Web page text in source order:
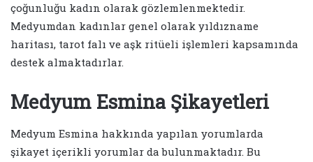
çoğunluğu kadın olarak gözlemlenmektedir.
Medyumdan kadınlar genel olarak yıldızname
haritası, tarot falı ve aşk ritüeli işlemleri kapsamında
destek almaktadırlar.
Medyum Esmina Şikayetleri
Medyum Esmina hakkında yapılan yorumlarda
şikayet içerikli yorumlar da bulunmaktadır. Bu